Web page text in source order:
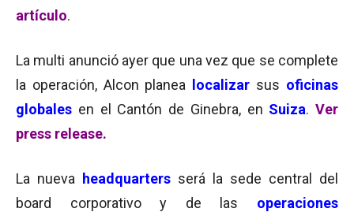
artículo.
La multi anunció ayer que una vez que se complete
la operación, Alcon planea
localizar sus oficinas
globales en el Cantón de Ginebra, en Suiza. Ver
press release.
La nueva headquarters será la sede central del
board corporativo y de las operaciones